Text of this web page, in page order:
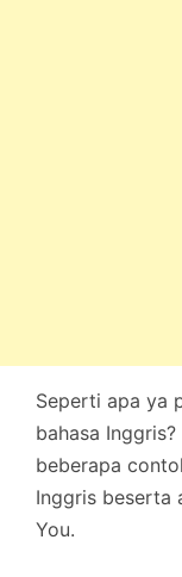
Seperti apa ya
bahasa
beberapa
Inggris beserta
You.